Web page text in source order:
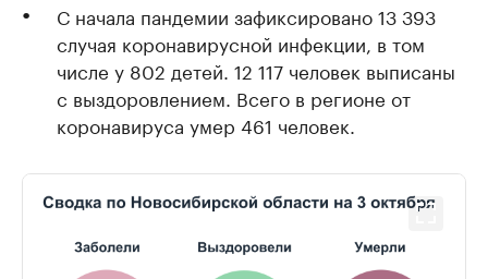
С начала пандемии зафиксировано 13 393
случая коронавирусной инфекции, в том
числе у 802 детей. 12 117 человек выписаны
с выздоровлением. Всего в регионе от
коронавируса умер 461 человек.